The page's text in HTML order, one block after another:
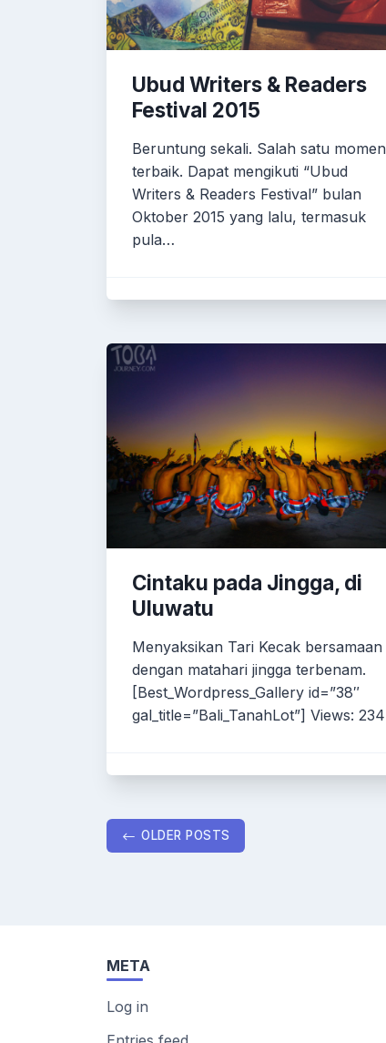
Ubud Writers & Readers
Festival 2015
Beruntung sekali. Salah satu momen
terbaik. Dapat mengikuti “Ubud
Writers & Readers Festival” bulan
Oktober 2015 yang lalu, termasuk
pula…
Cintaku pada Jingga, di
Uluwatu
Menyaksikan Tari Kecak bersamaan
dengan matahari jingga terbenam.
[Best_Wordpress_Gallery id=”38″
gal_title=”Bali_TanahLot”] Views: 234
PostsOLDER POSTS
META
Log in